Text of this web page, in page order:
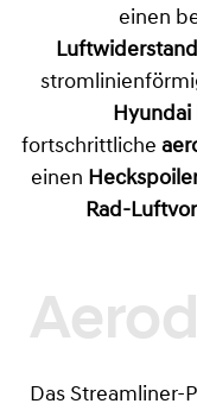
einen
Hyundai
fortschrittliche
einen
Rad-
Das Streamliner-